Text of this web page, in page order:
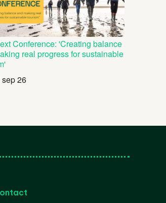
Conference: 'Creating balance
real progress for sustainable
sep 26